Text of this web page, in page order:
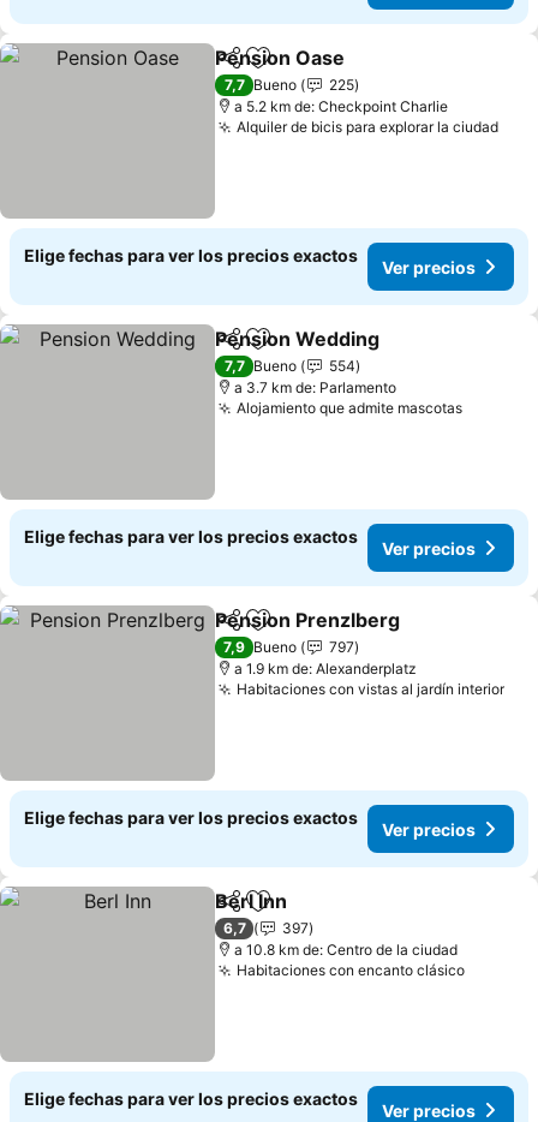
CompartirAgregar a favoritos
Pension Oase
7,7 Bueno
225
a 5.2 km de: Checkpoint Charlie
Alquiler de bicis para explorar la ciudadVer
Elige fechas para ver los precios exactos
Ver precios
CompartirAgregar a favoritos
Pension Wedding
7,7 Bueno
554
a 3.7 km de: Parlamento
Alojamiento que admite mascotasVer
Elige fechas para ver los precios exactos
Ver precios
CompartirAgregar a favoritos
Pension Prenzlberg
7,9 Bueno
797
a 1.9 km de: Alexanderplatz
Habitaciones con vistas al jardín interior
Elige fechas para ver los precios exactos
Ver precios
CompartirAgregar a favoritos
Berl Inn
6,7
397
a 10.8 km de: Centro de la ciudad
Habitaciones con encanto clásicoVer
Elige fechas para ver los precios exactos
Ver precios